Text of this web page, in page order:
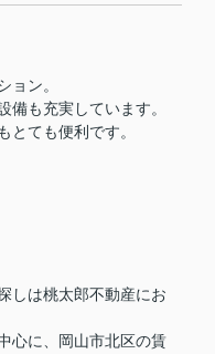
ョン。
備も充実しています。
とても便利です。
しは桃太郎不動産にお
心に、岡山市北区の賃